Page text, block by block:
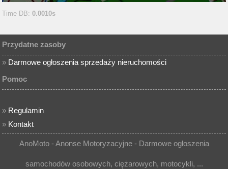
Time DB:0.0010s
Przydatne zasoby
» Darmowe ogłoszenia sprzedaży nieruchomości
Pomoc
» Regulamin
» Kontakt
AnoMoto - Anonse Motoryzacyjne - Darmowe ogłoszenia
samochodów osobowych, ciężarowych, motocykli, ...